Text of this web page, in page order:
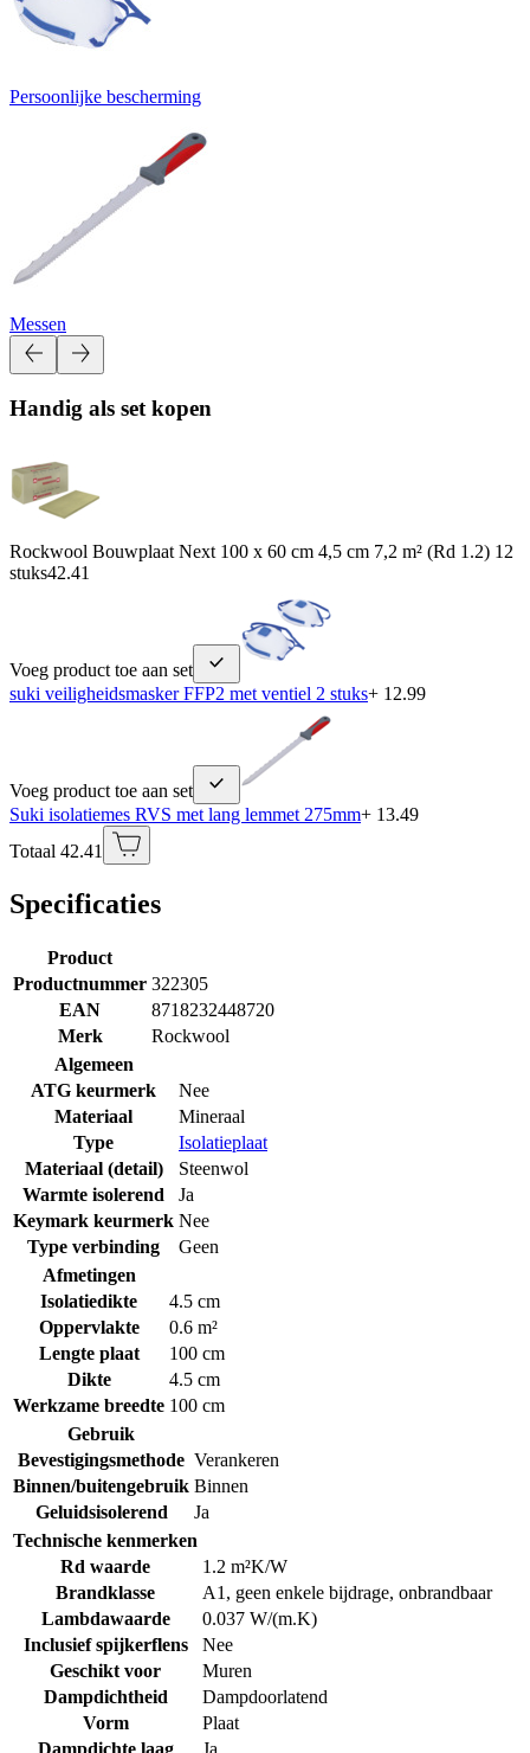
Persoonlijke bescherming
Messen
Handig als set kopen
Rockwool Bouwplaat Next 100 x 60 cm 4,5 cm 7,2 m² (Rd 1.2) 12
stuks42.41
Voeg product toe aan set
suki veiligheidsmasker FFP2 met ventiel 2 stuks+ 12.99
Voeg product toe aan set
Suki isolatiemes RVS met lang lemmet 275mm+ 13.49
Totaal 42.41
Specificaties
Product
Productnummer 322305
EAN
8718232448720
Merk
Rockwool
Algemeen
ATG keurmerk
Nee
Materiaal
Mineraal
Type
Isolatieplaat
Materiaal (detail)
Steenwol
Warmte isolerend
Ja
Keymark keurmerk Nee
Type verbinding
Geen
Afmetingen
Isolatiedikte
4.5 cm
Oppervlakte
0.6 m²
Lengte plaat
100 cm
Dikte
4.5 cm
Werkzame breedte 100 cm
Gebruik
Bevestigingsmethode Verankeren
Binnen/buitengebruik Binnen
Geluidsisolerend
Ja
Technische kenmerken
Rd waarde
1.2 m²K/W
Brandklasse
A1, geen enkele bijdrage, onbrandbaar
Lambdawaarde
0.037 W/(m.K)
Inclusief spijkerflens
Nee
Geschikt voor
Muren
Dampdichtheid
Dampdoorlatend
Vorm
Plaat
Dampdichte laag
Ja